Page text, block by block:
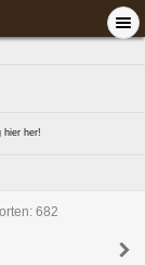
hier her!
682